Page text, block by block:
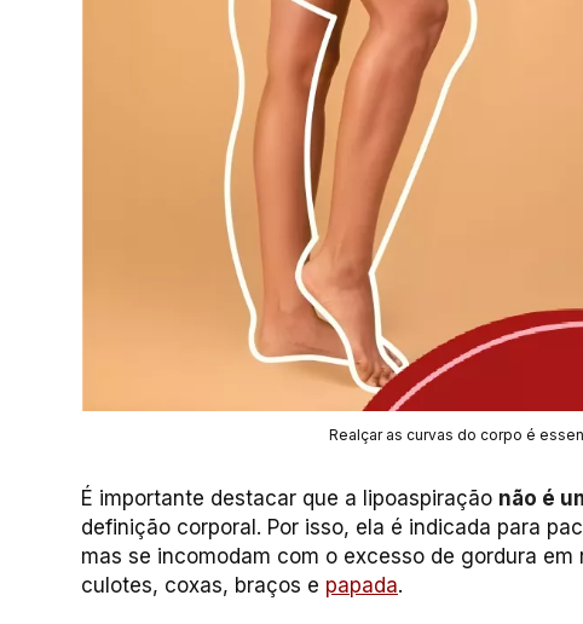
Realçar as curvas do corpo é
É importante destacar que a lipoaspiração não é
definição corporal. Por isso, ela é indicada para
mas se incomodam com o excesso de gordura
culotes, coxas, braços e papada.